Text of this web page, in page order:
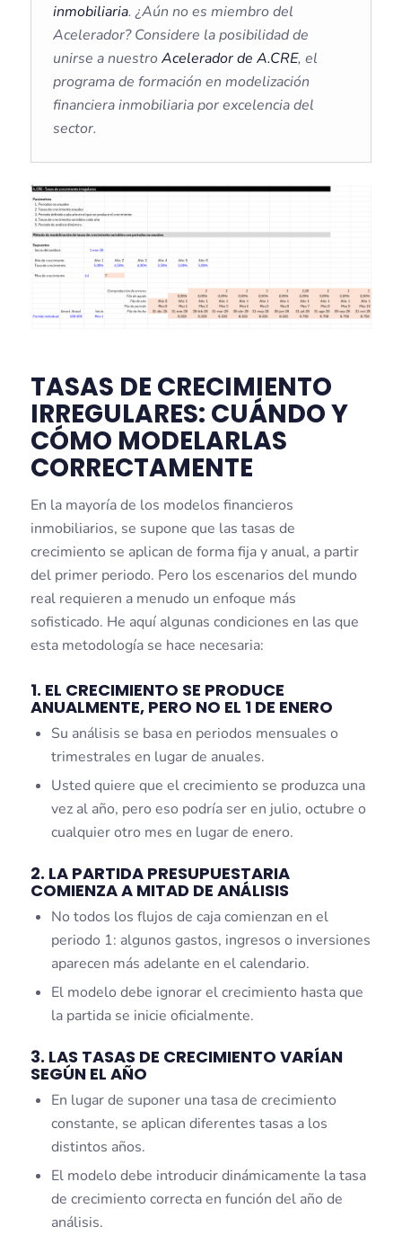
inmobiliaria. ¿Aún no es miembro del
Acelerador? Considere la posibilidad de
unirse a nuestroAcelerador de A.CRE, el
programa de formación en modelización
financiera inmobiliaria por excelencia del
sector.
TASAS DE CRECIMIENTO
IRREGULARES: CUÁNDO Y
CÓMO MODELARLAS
CORRECTAMENTE
En la mayoría de los modelos financieros
inmobiliarios, se supone que las tasas de
crecimiento se aplican de forma fija y anual, a partir
del primer periodo. Pero los escenarios del mundo
real requieren a menudo un enfoque más
sofisticado. He aquí algunas condiciones en las que
esta metodología se hace necesaria:
1. EL CRECIMIENTO SE PRODUCE
ANUALMENTE, PERO NO EL 1 DE ENERO
Su análisis se basa en periodos mensuales o
trimestrales en lugar de anuales.
Usted quiere que el crecimiento se produzca una
vez al año, pero eso podría ser en julio, octubre o
cualquier otro mes en lugar de enero.
2. LA PARTIDA PRESUPUESTARIA
COMIENZA A MITAD DE ANÁLISIS
No todos los flujos de caja comienzan en el
periodo 1: algunos gastos, ingresos o inversiones
aparecen más adelante en el calendario.
El modelo debe ignorar el crecimiento hasta que
la partida se inicie oficialmente.
3. LAS TASAS DE CRECIMIENTO VARÍAN
SEGÚN EL AÑO
En lugar de suponer una tasa de crecimiento
constante, se aplican diferentes tasas a los
distintos años.
El modelo debe introducir dinámicamente la tasa
de crecimiento correcta en función del año de
análisis.